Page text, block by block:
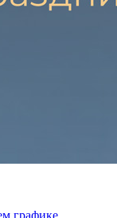
графике